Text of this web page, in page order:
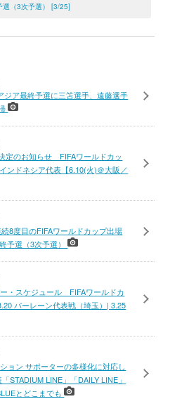
選（3次予選） [3/25]
ジア最終予選に三笘選手、遠藤選手
定のお知らせ FIFAワールドカッ
ンドネシア代表【6.10(火)＠大阪／
8度目のFIFAワールドカップ出場
予選（3次予選）
・スケジュール FIFAワールドカ
バーレーン代表戦（埼玉）| 3.25
ョン サポーターの多様化に対応し
STADIUM LINE」「DAILY LINE」
とどこまでも